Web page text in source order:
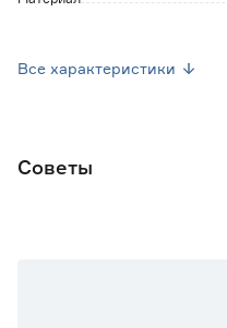
Все характеристики
Советы